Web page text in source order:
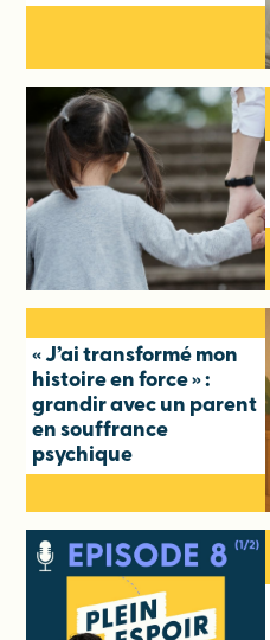
« J’ai transformé mon
histoire en force » :
grandir avec un parent
en souffrance
psychique